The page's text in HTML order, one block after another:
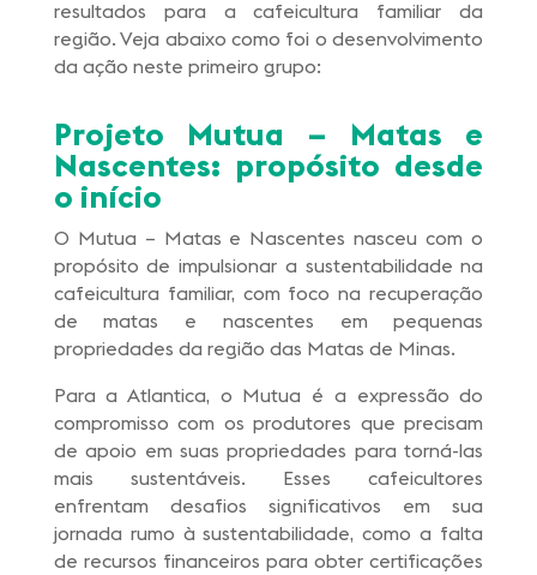
resultados para a cafeicultura familiar da
região. Veja abaixo como foi o desenvolvimento
da ação neste primeiro grupo:
Projeto Mutua – Matas e
Nascentes: propósito desde
o início
O Mutua – Matas e Nascentes nasceu com o
propósito de impulsionar a sustentabilidade na
cafeicultura familiar, com foco na recuperação
de matas e nascentes em pequenas
propriedades da região das Matas de Minas.
Para a Atlantica, o Mutua é a expressão do
compromisso com os produtores que precisam
de apoio em suas propriedades para torná-las
mais sustentáveis. Esses cafeicultores
enfrentam desafios significativos em sua
jornada rumo à sustentabilidade, como a falta
de recursos financeiros para obter certificações